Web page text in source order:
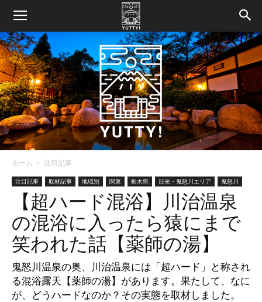
Yutty!
【ユ
ッ
ホーム 注目記事
注目記事 取材記事 地域別 関東 栃木県 日光・鬼怒川エリア 鬼怒川
【超ハード混浴】川治温泉
の混浴に入ったら猿にまで
笑われた話【薬師の湯】
鬼怒川温泉の奥、川治温泉には「超ハード」と称され
る混浴露天【薬師の湯】があります。果たして、なに
が、どうハードなのか？その実態を取材しました。